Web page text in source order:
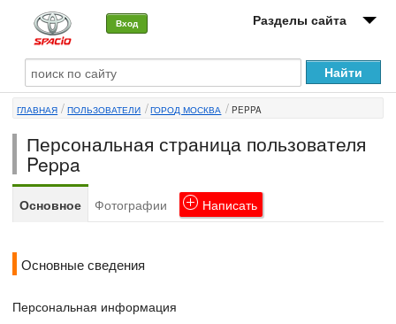
Вход Разделы сайта
О машине
Автоклуб
Форумы
Сервисы и услуги
ГЛАВНАЯ ПОЛЬЗОВАТЕЛИ ГОРОД МОСКВА PEPPA
Персональная страница пользователя
Peppa
Основное Фотографии Написать
Основные сведения
Персональная информация